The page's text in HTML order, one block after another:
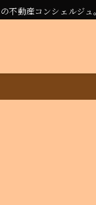
不動産コンシェルジ